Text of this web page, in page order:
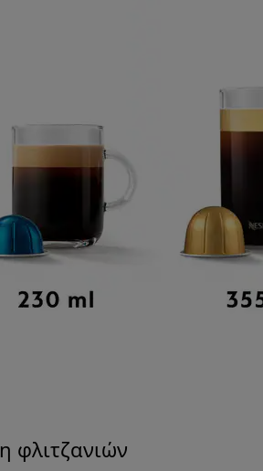
φλιτζανιών